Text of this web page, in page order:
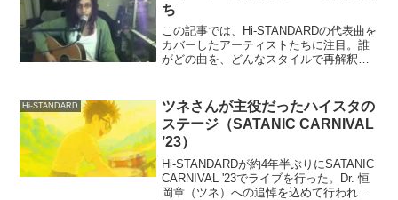
ち
この記事では、Hi‑STANDARDの代表曲を
カバーしたアーティストたちに注目。誰
がどの曲を、どんなスタイルで再解釈し
バー曲ファンや新たな音源探しの手がか
りにぴったり。
Hi-STANDARD
ツネさんが主役だったハイスタの
ステージ（SATANIC CARNIVAL
’23）
Hi-STANDARDが約4年半ぶりにSATANIC
CARNIVAL '23でライブを行った。Dr. 恒
岡章（ツネ）への追悼を込めて行われた